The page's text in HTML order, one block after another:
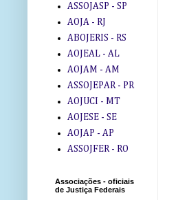
ASSOJASP - SP
AOJA - RJ
ABOJERIS - RS
AOJEAL - AL
AOJAM - AM
ASSOJEPAR - PR
AOJUCI - MT
AOJESE - SE
AOJAP - AP
ASSOJFER - RO
Associações - oficiais
de Justiça Federais